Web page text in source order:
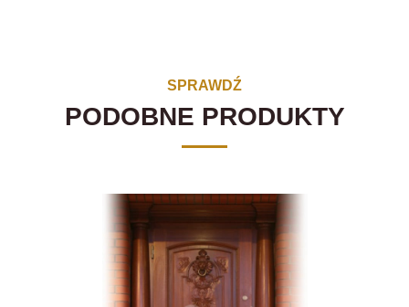
SPRAWDŹ
PODOBNE PRODUKTY